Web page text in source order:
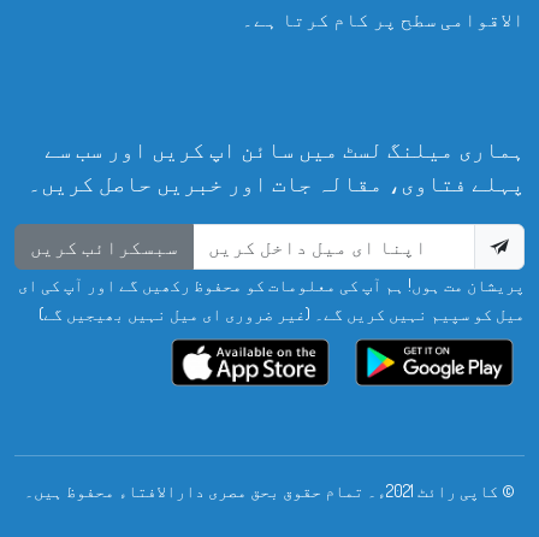
الاقوامی سطح پر کام کرتا ہے۔
ہماری میلنگ لسٹ میں سائن اپ کریں اور سب سے
پہلے فتاوی، مقالہ جات اور خبریں حاصل کریں۔
سبسکرائب کریں
پریشان مت ہوں! ہم آپ کی معلومات کو محفوظ رکھیں گے اور آپ کی ای
میل کو سپیم نہیں کریں گے۔ (غیر ضروری ای میل نہیں بھیجیں گے)
© کاپی رائٹ 2021ء۔ تمام حقوق بحق مصری دارالافتاء محفوظ ہیں۔